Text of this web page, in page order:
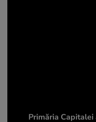
Primăria